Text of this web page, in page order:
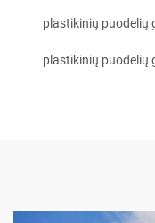
plastikinių puodelių
plastikinių puodelių